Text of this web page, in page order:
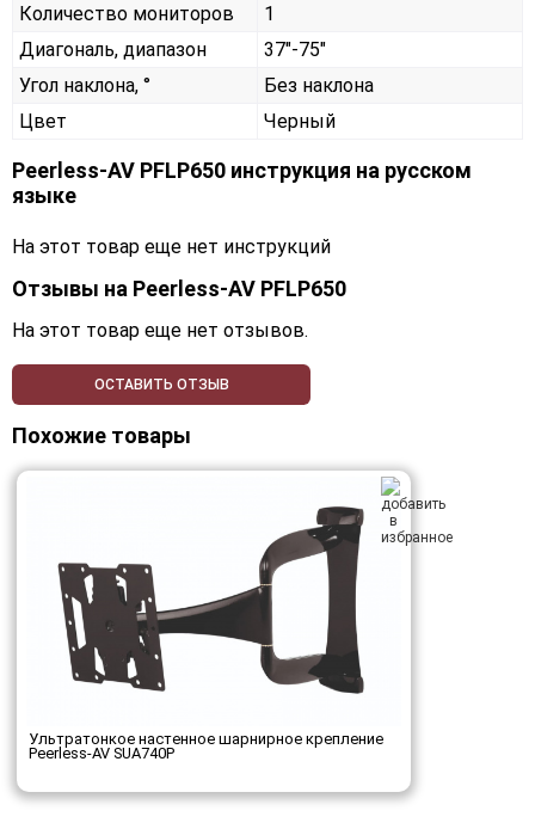
Количество мониторов
1
Диагональ, диапазон
37"-75"
Угол наклона, °
Без наклона
Цвет
Черный
Peerless-AV PFLP650 инструкция на русском
языке
На этот товар еще нет инструкций
Отзывы на Peerless-AV PFLP650
На этот товар еще нет отзывов.
ОСТАВИТЬ ОТЗЫВ
Похожие товары
Ультратонкое настенное шарнирное крепление
Peerless-AV SUA740P